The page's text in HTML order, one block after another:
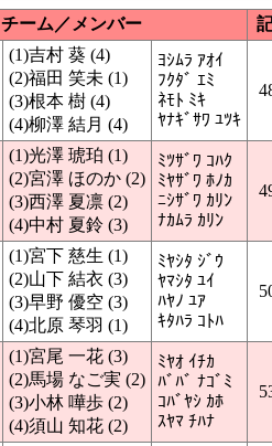
チーム／メンバー
(1)吉村 葵 (4)
(2)福田 笑未 (1)
(3)根本 樹 (4)
(4)柳澤 結月 (4)
ﾖｼﾑﾗ ｱｵｲ
ﾌｸﾀﾞ ｴﾐ
ﾈﾓﾄ ﾐｷ
ﾔﾅｷﾞｻﾜ ﾕﾂｷ
(1)光澤 琥珀 (1)
(2)宮澤 ほのか (2)
(3)西澤 夏凛 (2)
(4)中村 夏鈴 (3)
ﾐﾂｻﾞﾜ ｺﾊｸ
ﾐﾔｻﾞﾜ ﾎﾉｶ
ﾆｼｻﾞﾜ ｶﾘﾝ
ﾅｶﾑﾗ ｶﾘﾝ
(1)宮下 慈生 (1)
(2)山下 結衣 (3)
(3)早野 優空 (3)
(4)北原 琴羽 (1)
ﾐﾔｼﾀ ｼﾞｳ
ﾔﾏｼﾀ ﾕｲ
ﾊﾔﾉ ﾕｱ
ｷﾀﾊﾗ ｺﾄﾊ
(1)宮尾 一花 (3)
(2)馬場 なご実 (2)
(3)小林 嘩歩 (2)
(4)須山 知花 (2)
ﾐﾔｵ ｲﾁｶ
ﾊﾞﾊﾞ ﾅｺﾞﾐ
ｺﾊﾞﾔｼ ｶﾎ
ｽﾔﾏ ﾁﾊﾅ